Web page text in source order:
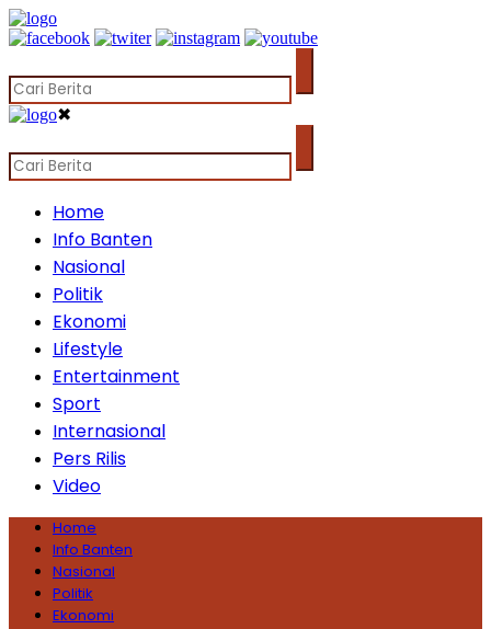
✖
Home
Info Banten
Nasional
Politik
Ekonomi
Lifestyle
Entertainment
Sport
Internasional
Pers Rilis
Video
Home
Info Banten
Nasional
Politik
Ekonomi